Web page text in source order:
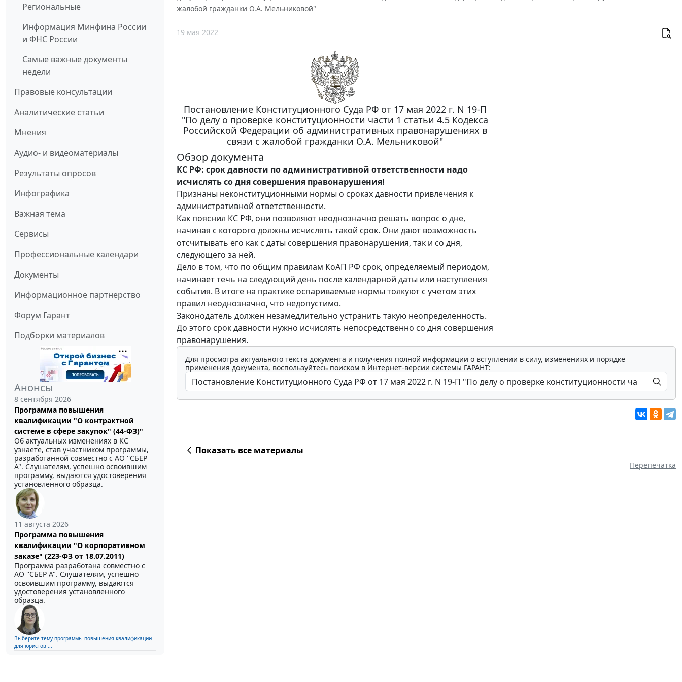
Региональные
Информация Минфина России
и ФНС России
Самые важные документы
недели
Правовые консультации
Аналитические статьи
Мнения
Аудио- и видеоматериалы
Результаты опросов
Инфографика
Важная тема
Сервисы
Профессиональные календари
Документы
Информационное партнерство
Форум Гарант
Подборки материалов
Анонсы
8 сентября 2026
Программа повышения
квалификации "О контрактной
системе в сфере закупок" (44-ФЗ)"
Об актуальных изменениях в КС
узнаете, став участником программы,
разработанной совместно с АО ''СБЕР
А". Слушателям, успешно освоившим
программу, выдаются удостоверения
установленного образца.
11 августа 2026
Программа повышения
квалификации "О корпоративном
заказе" (223-ФЗ от 18.07.2011)
Программа разработана совместно с
АО ''СБЕР А". Слушателям, успешно
освоившим программу, выдаются
удостоверения установленного
образца.
Выберите тему программы повышения квалификации
для юристов ...
жалобой гражданки О.А. Мельниковой"
19 мая 2022
Постановление Конституционного Суда РФ от 17 мая 2022 г. N 19-П
"По делу о проверке конституционности части 1 статьи 4.5 Кодекса
Российской Федерации об административных правонарушениях в
связи с жалобой гражданки О.А. Мельниковой"
Обзор документа
КС РФ: срок давности по административной ответственности надо
исчислять со дня совершения правонарушения!
Признаны неконституционными нормы о сроках давности привлечения к
административной ответственности.
Как пояснил КС РФ, они позволяют неоднозначно решать вопрос о дне,
начиная с которого должны исчислять такой срок. Они дают возможность
отсчитывать его как с даты совершения правонарушения, так и со дня,
следующего за ней.
Дело в том, что по общим правилам КоАП РФ срок, определяемый периодом,
начинает течь на следующий день после календарной даты или наступления
события. В итоге на практике оспариваемые нормы толкуют с учетом этих
правил неоднозначно, что недопустимо.
Законодатель должен незамедлительно устранить такую неопределенность.
До этого срок давности нужно исчислять непосредственно со дня совершения
правонарушения.
Для просмотра актуального текста документа и получения полной информации о вступлении в силу, изменениях и порядке
применения документа, воспользуйтесь поиском в Интернет-версии системы ГАРАНТ:
Показать все материалы
Перепечатка